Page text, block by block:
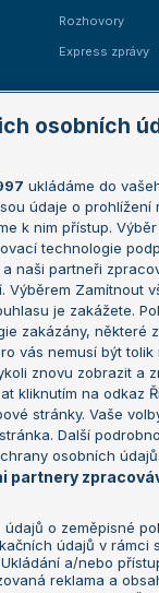
Rozhovory
Express zprávy
Australian Open
French Open
Wimbledon
US Open
Turnaj mistrů
Turnaj mistryň
Nastavení
Reklama
osobních
ukládáme do
údaje o prohlížení
k nim přístup. Výběr
technologie
naši partneři
Výběrem Zamítnout
je zakážete.
zakázány, některé
vás nemusí být tolik
znovu zobrazit a
kliknutím na odkaz
stránky. Vaše
Další
osobních údajů.
partnery
o zeměpisné
údajů v rámci
a/nebo
reklama a